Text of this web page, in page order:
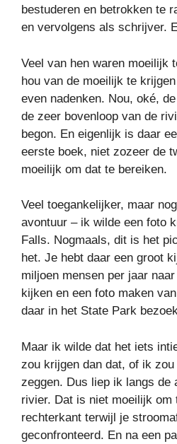
bestuderen en betrokken te
en vervolgens als schrijver.
Veel van hen waren moeilijk
hou van de moeilijk te
even nadenken. Nou, oké,
de zeer bovenloop van de
begon. En eigenlijk is daar
eerste boek, niet zozeer de
moeilijk om dat te bereiken.
Veel toegankelijker, maar
avontuur – ik wilde een foto
Falls. Nogmaals, dit is het
het. Je hebt daar een groot
miljoen mensen per jaar
kijken en een foto maken
daar in het State Park
Maar ik wilde dat het iets
zou krijgen dan dat, of ik
zeggen. Dus liep ik langs de
rivier. Dat is niet moeilijk om
rechterkant terwijl je
geconfronteerd. En na een